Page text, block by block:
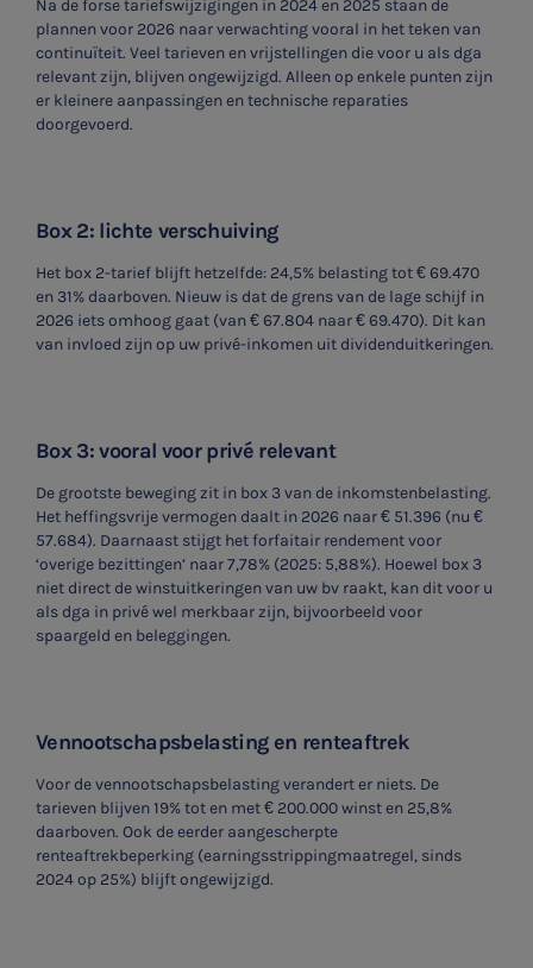
Na de forse tariefswijzigingen in 2024 en 2025 staan de
plannen voor 2026 naar verwachting vooral in het teken van
continuïteit. Veel tarieven en vrijstellingen die voor u als dga
relevant zijn, blijven ongewijzigd. Alleen op enkele punten zijn
er kleinere aanpassingen en technische reparaties
doorgevoerd.
Box 2: lichte verschuiving
Het box 2-tarief blijft hetzelfde: 24,5% belasting tot € 69.470
en 31% daarboven. Nieuw is dat de grens van de lage schijf in
2026 iets omhoog gaat (van € 67.804 naar € 69.470). Dit kan
van invloed zijn op uw privé-inkomen uit dividenduitkeringen.
Box 3: vooral voor privé relevant
De grootste beweging zit in box 3 van de inkomstenbelasting.
Het heffingsvrije vermogen daalt in 2026 naar € 51.396 (nu €
57.684). Daarnaast stijgt het forfaitair rendement voor
‘overige bezittingen’ naar 7,78% (2025: 5,88%). Hoewel box 3
niet direct de winstuitkeringen van uw bv raakt, kan dit voor u
als dga in privé wel merkbaar zijn, bijvoorbeeld voor
spaargeld en beleggingen.
Vennootschapsbelasting en renteaftrek
Voor de vennootschapsbelasting verandert er niets. De
tarieven blijven 19% tot en met € 200.000 winst en 25,8%
daarboven. Ook de eerder aangescherpte
renteaftrekbeperking (earningsstrippingmaatregel, sinds
2024 op 25%) blijft ongewijzigd.